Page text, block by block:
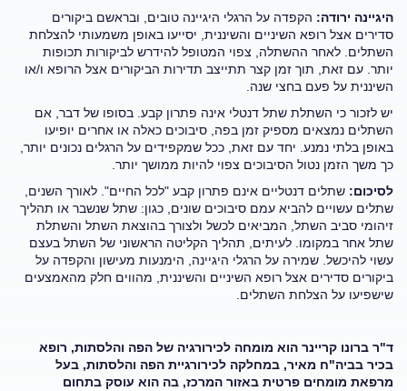
היגיינה ירודה: הקפדה על הרגלי היגיינה טובים, ובראשם ביקורים
סדירים אצל רופא השיניים והשיננית, יסייעו באופן משמעותי להצלחת
השתלים. לאחר ההשתלה, צפוי המטופל להידרש לביקורות תכופות
יותר. עם זאת, תוך זמן קצר תתייצב תדירות הביקורים אצל הרופא ו/או
השיננית על פעם בחצי שנה.
יש לזכור כי השתלת שתל דנטלי אינה פתרון קבע. בסופו של דבר, אם
השתלים נמצאים מספיק זמן בפה, סיבוכים כאלה או אחרים יופיעו
באופן בלתי נמנע. יחד עם זאת, ככל שמקפידים על הרגלים נכונים יותר,
כך משך הזמן נטול הסיבוכים צפוי להיות ממושך יותר.
לסיכום: שתלים דנטליים אינם פתרון קבע "לכל החיים". לאורך השנים,
שתלים עשויים להביא עמם סיבוכים שונים, כגון: שתל שנשבר או תהליך
זיהומי סביב השתל, המביאים לכשל ולצורך בהוצאת השתל והשתלת
שתל אחר במקומו. לעיתים, תהליך הקליטה הראשוני של השתל בעצם
עשוי להיכשל. שמירה על הרגלי היגיינה, הימנעות מעישון והקפדה על
ביקורים סדירים אצל רופא השיניים והשיננית, מהווים חלק מהאמצעים
שישפיעו על הצלחת השתלים.
ד"ר ברונו קריינר הוא מומחה לכירורגיה של הפה והלסתות, רופא
בכיר בביה"ח מאיר, במחלקה לכירורגיית הפה והלסתות, בעל
מרפאת מומחים פרטית באזור המרכז, בה הוא עוסק בתחום